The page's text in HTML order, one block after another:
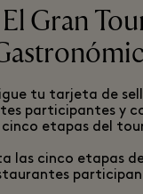
El Gran
tu tarjeta de
participantes y
cinco etapas del
las cinco etapas